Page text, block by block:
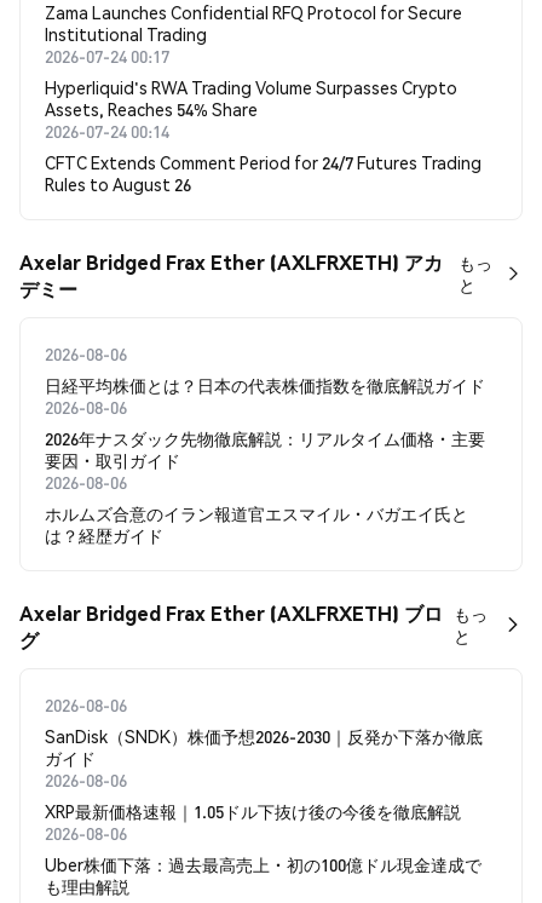
Zama Launches Confidential RFQ Protocol for Secure
Institutional Trading
2026-07-24 00:17
Hyperliquid's RWA Trading Volume Surpasses Crypto
Assets, Reaches 54% Share
2026-07-24 00:14
CFTC Extends Comment Period for 24/7 Futures Trading
Rules to August 26
Axelar Bridged Frax Ether (AXLFRXETH) アカ
デミー
もっ
と
2026-08-06
日経平均株価とは？日本の代表株価指数を徹底解説ガイド
2026-08-06
2026年ナスダック先物徹底解説：リアルタイム価格・主要
要因・取引ガイド
2026-08-06
ホルムズ合意のイラン報道官エスマイル・バガエイ氏と
は？経歴ガイド
Axelar Bridged Frax Ether (AXLFRXETH) ブロ
グ
もっ
と
2026-08-06
SanDisk（SNDK）株価予想2026-2030｜反発か下落か徹底
ガイド
2026-08-06
XRP最新価格速報｜1.05ドル下抜け後の今後を徹底解説
2026-08-06
Uber株価下落：過去最高売上・初の100億ドル現金達成で
も理由解説